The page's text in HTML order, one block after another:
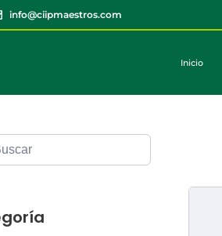
info@ciipmaestros.com
Inicio